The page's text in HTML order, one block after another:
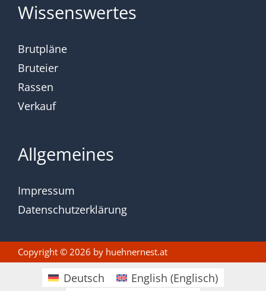
Wissenswertes
Brutpläne
Bruteier
Rassen
Verkauf
Allgemeines
Impressum
Datenschutzerklärung
Copyright © 2026 by huehnernest.at
Deutsch English (Englisch)